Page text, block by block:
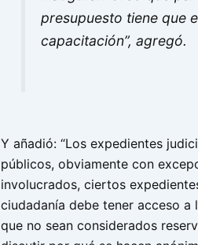
presupuesto tiene que
capacitación”, agregó.
Y añadió: “Los expedientes
públicos, obviamente con
involucrados, ciertos
ciudadanía debe tener acceso a
que no sean considerados